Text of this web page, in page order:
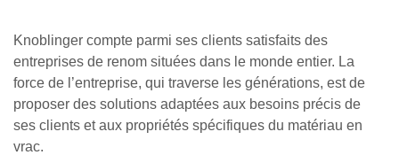
Knoblinger compte parmi ses clients satisfaits des
entreprises de renom situées dans le monde entier. La
force de l’entreprise, qui traverse les générations, est de
proposer des solutions adaptées aux besoins précis de
ses clients et aux propriétés spécifiques du matériau en
vrac.